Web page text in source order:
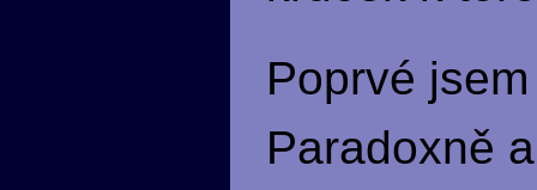
Poprvé
Paradoxně